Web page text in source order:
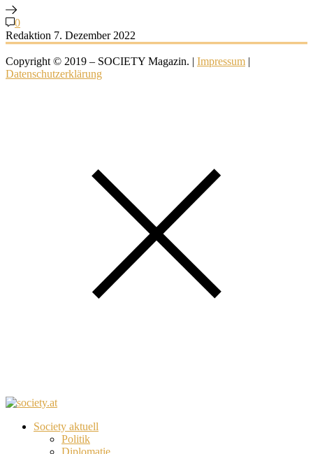
0
Redaktion 7. Dezember 2022
Copyright © 2019 – SOCIETY Magazin. | Impressum |
Datenschutzerklärung
Society aktuell
Politik
Diplomatie